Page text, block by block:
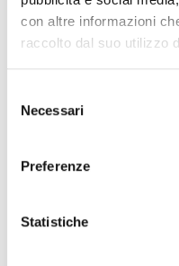
con altre informazioni
raccolto dal suo utilizzo
delNecessari
Preferenze
Statistiche